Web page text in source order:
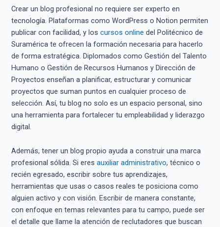
Crear un blog profesional no requiere ser experto en
tecnología. Plataformas como WordPress o Notion permiten
publicar con facilidad, y los cursos online del Politécnico de
Suramérica te ofrecen la formación necesaria para hacerlo
de forma estratégica. Diplomados como Gestión del Talento
Humano o Gestión de Recursos Humanos y Dirección de
Proyectos enseñan a planificar, estructurar y comunicar
proyectos que suman puntos en cualquier proceso de
selección. Así, tu blog no solo es un espacio personal, sino
una herramienta para fortalecer tu empleabilidad y liderazgo
digital.
Además, tener un blog propio ayuda a construir una marca
profesional sólida. Si eres auxiliar administrativo, técnico o
recién egresado, escribir sobre tus aprendizajes,
herramientas que usas o casos reales te posiciona como
alguien activo y con visión. Escribir de manera constante,
con enfoque en temas relevantes para tu campo, puede ser
el detalle que llame la atención de reclutadores que buscan